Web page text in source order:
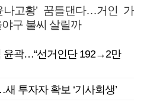
나고황’ 꿈틀댄다…거인 가
야구 불씨 살릴까
윤곽…“선거인단 192→2만
투자자 확보 ‘기사회생’